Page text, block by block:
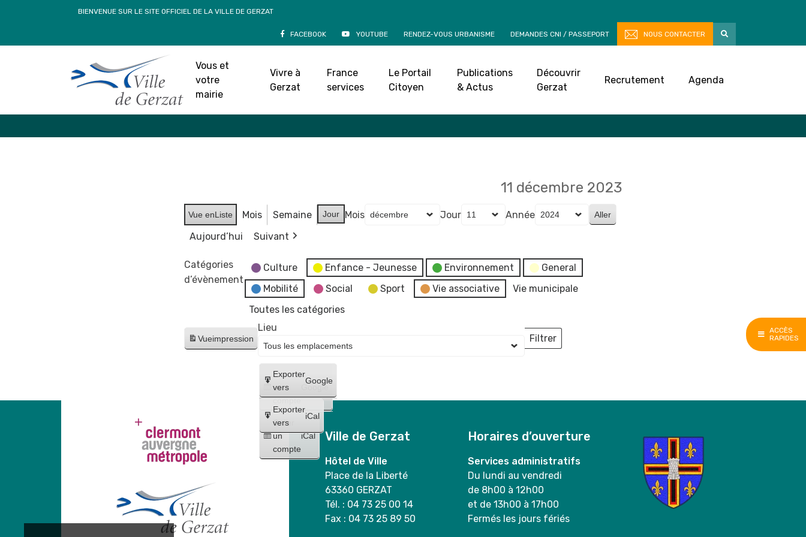
ACCÈS
RAPIDES
BIENVENUE SUR LE SITE OFFICIEL DE LA VILLE DE GERZAT
FACEBOOK YOUTUBE RENDEZ-VOUS URBANISME DEMANDES CNI / PASSEPORT NOUS CONTACTER
Vous et
votre
mairie
Vivre à
Gerzat
France
services
Le Portail
Citoyen
Publications
& Actus
Découvrir
Gerzat
Recrutement Agenda
Accueil»Agenda
11 décembre 2023
Vue enListe Mois Semaine Jour Mois Jour
Année
Aujourd’hui
Suivant
Catégories
d’évènement
Culture Enfance - Jeunesse Environnement
General
Mobilité
Social Sport Vie associative
Vie municipale
Toutes les catégories
Vueimpression
Créer
un
compte
Google
Créer
un
compte
iCal
Exporter
vers
Google
Exporter
vers
iCal
Lieu
Filtrer
Lieux
Ville de Gerzat
Hôtel de Ville
Place de la Liberté
63360 GERZAT
Tél. : 04 73 25 00 14
Fax : 04 73 25 89 50
Horaires d’ouverture
Services administratifs
Du lundi au vendredi
de 8h00 à 12h00
et de 13h00 à 17h00
Fermés les jours fériés